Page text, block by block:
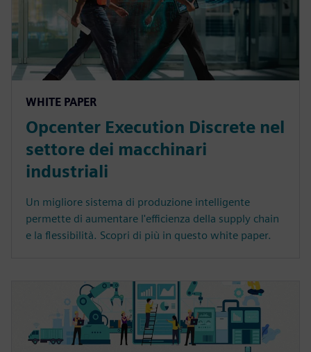
WHITE PAPER
Opcenter Execution Discrete nel
settore dei macchinari
industriali
Un migliore sistema di produzione intelligente
permette di aumentare l'efficienza della supply chain
e la flessibilità. Scopri di più in questo white paper.